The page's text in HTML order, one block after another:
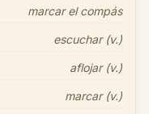
marcar el compás
escuchar (v.)
aflojar (v.)
marcar (v.)